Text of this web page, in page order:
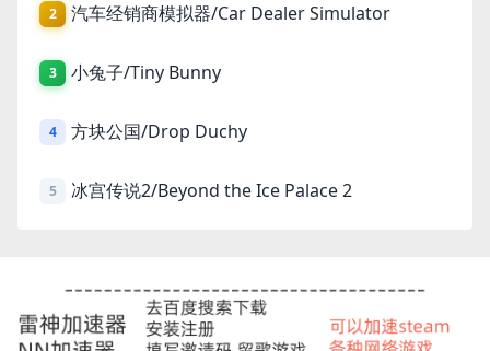
2 汽车经销商模拟器/Car Dealer Simulator
3 小兔子/Tiny Bunny
4 方块公国/Drop Duchy
5 冰宫传说2/Beyond the Ice Palace 2